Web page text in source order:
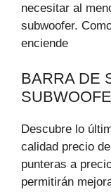
necesitar al
subwoofer.
enciende
BARRA DE
Descubre lo
calidad precio
punteras a
permitirán